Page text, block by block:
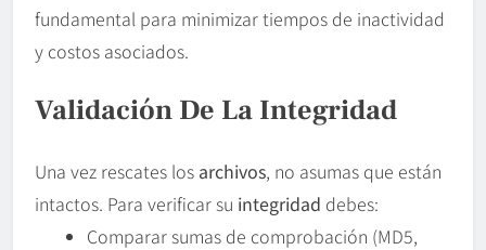
fundamental para minimizar tiempos de inactividad
y costos asociados.
Validación De La Integridad
Una vez rescates los archivos, no asumas que están
intactos. Para verificar su integridad debes:
Comparar sumas de comprobación (MD5,